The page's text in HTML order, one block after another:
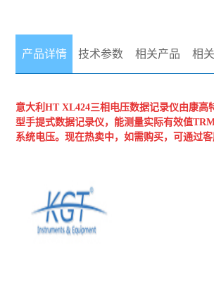
产品详情 技术参数 相关产品 相
意大利HTXL424三相电压数据记录仪由康高
型手提式数据记录仪，能测量实际有效值
系统电压。现在热卖中，如需购买，可通过